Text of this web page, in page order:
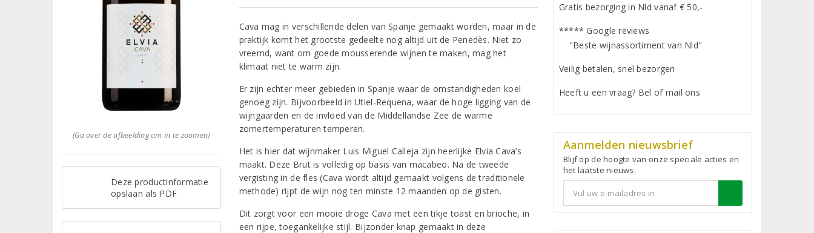
(Ga over de afbeelding om in te zoomen)
Deze productinformatie
opslaan als PDF
Cava mag in verschillende delen van Spanje gemaakt worden, maar in de
praktijk komt het grootste gedeelte nog altijd uit de Penedès. Niet zo
vreemd, want om goede mousserende wijnen te maken, mag het
klimaat niet te warm zijn.
Er zijn echter meer gebieden in Spanje waar de omstandigheden koel
genoeg zijn. Bijvoorbeeld in Utiel-Requena, waar de hoge ligging van de
wijngaarden en de invloed van de Middellandse Zee de warme
zomertemperaturen temperen.
Het is hier dat wijnmaker Luis Miguel Calleja zijn heerlijke Elvia Cava’s
maakt. Deze Brut is volledig op basis van macabeo. Na de tweede
vergisting in de fles (Cava wordt altijd gemaakt volgens de traditionele
methode) rijpt de wijn nog ten minste 12 maanden op de gisten.
Dit zorgt voor een mooie droge Cava met een tikje toast en brioche, in
een rijpe, toegankelijke stijl. Bijzonder knap gemaakt in deze
Gratis bezorging in Nld vanaf € 50,-
***** Google reviews
"Beste wijnassortiment van Nld"
Veilig betalen, snel bezorgen
Heeft u een vraag? Bel of mail ons
Aanmelden nieuwsbrief
Blijf op de hoogte van onze speciale acties en
het laatste nieuws.